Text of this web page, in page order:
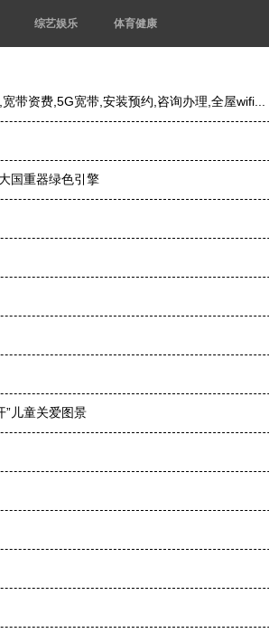
综艺娱乐 体育健康
带资费,5G宽带,安装预约,咨询办理,全屋wifi...
国重器绿色引擎
”儿童关爱图景